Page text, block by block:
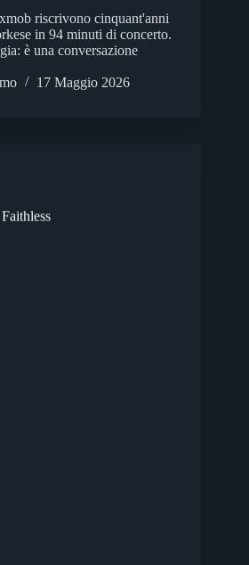
riscrivono cinquant'anni
in 94 minuti di concerto.
è una conversazione
17 Maggio 2026